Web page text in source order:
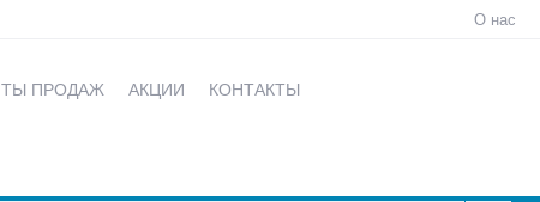
О нас
ПРОДАЖ АКЦИИ КОНТАКТЫ